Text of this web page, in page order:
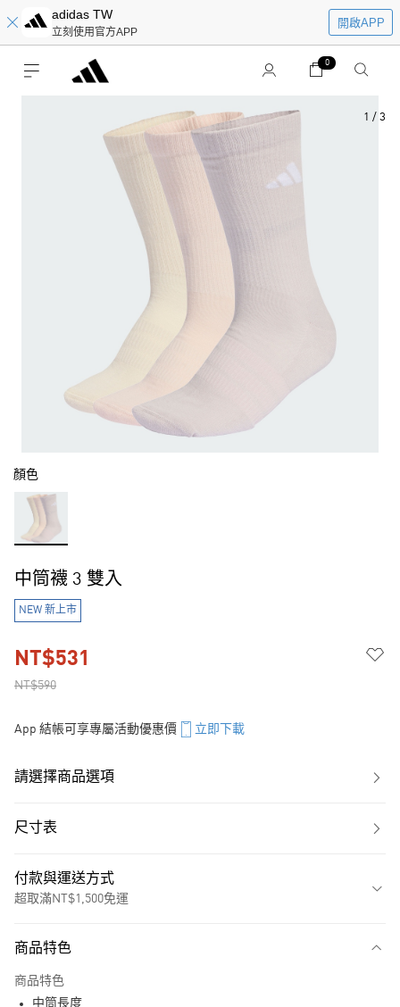
adidas TW
立刻使用官方APP
開啟APP
0
1 / 3
顏色
中筒襪 3 雙入
NEW 新上市
NT$590
NT$531
App 結帳可享專屬活動優惠價 立即下載
請選擇商品選項
尺寸表
付款與運送方式
超取滿NT$1,500免運
商品特色
商品特色
中筒長度